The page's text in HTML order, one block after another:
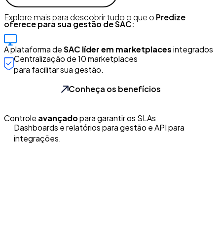
Explore mais para descobrir tudo o que o Predize
oferece para sua gestão de SAC:
A plataforma deSAC líder em marketplacesintegrados
Centralização de 10 marketplaces
para facilitar sua gestão.
Conheça os benefícios
Controle avançadopara garantir os SLAs
Dashboards e relatórios para gestão e API para
integrações.